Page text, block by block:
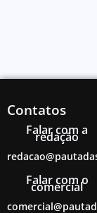
Contatos
Falar com a
redação
Falar com o
comercial